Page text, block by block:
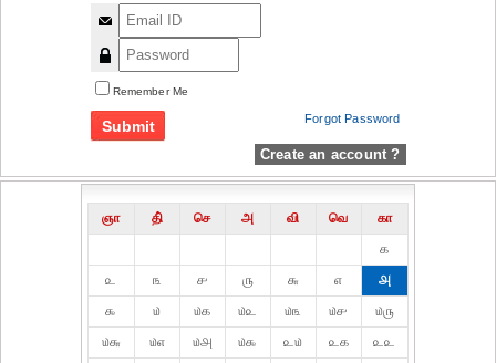
Remember Me
Forgot Password
Create an account ?
ஞா தி் செ அ வி வெ
கா
௧
௨
௩ ௪ ௫ ௬ ௭
௮
௯
௰ ௰௧ ௰௨ ௰௩ ௰௪
௰௫
௰௬
௰௭ ௰௮ ௰௯ ௨௰ ௨௧
௨௨